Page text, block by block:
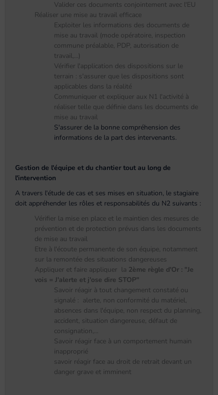
Valider ces documents conjointement avec l'EU
Réaliser une mise au travail efficace
Exploiter les informations des documents de
mise au travail (mode opératoire, inspection
commune préalable, PDP, autorisation de
travail,...)
Vérifier l'application des dispositions sur le
terrain : s'assurer que les dispositions sont
applicables dans la réalité
Communiquer et expliquer aux N1 l'activité à
réaliser telle que définie dans les documents de
mise au travail
S'assurer de la bonne compréhension des
informations de la part des intervenants.
Gestion de l'équipe et du chantier tout au long de
l'intervention
A travers l'étude de cas et ses mises en situation, le stagiaire
doit appréhender les rôles et responsabilités du N2 suivants :
Vérifier la mise en place et le maintien des mesures de
prévention et de protection prévus dans les documents
de mise au travail
Etre à l'écoute permanente de son équipe, notamment
sur la remontée des situations dangereuses
Appliquer et faire appliquer la 2ème règle d'Or : "Je
vois = J'alerte et j'ose dire STOP"
Savoir réagir à tout changement constaté ou
signalé : alerte, non conformité du matériel,
absences dans l'équipe, non respect du planning,
accident, situation dangereuse, défaut de
consignation,...
Savoir réagir face à un comportement humain
inapproprié
savoir réagir face au droit de retrait devant un
danger grave et imminent